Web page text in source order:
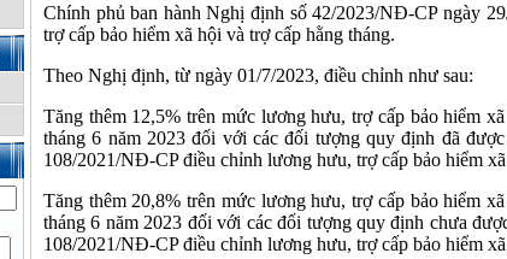
Chính phủ ban hành Nghị định số 42/2023/NĐ-CP ngày
trợ cấp bảo hiểm xã hội và trợ cấp hằng tháng.
Theo Nghị định, từ ngày 01/7/2023, điều chỉnh như sau:
Tăng thêm 12,5% trên mức lương hưu, trợ cấp bảo hiểm
tháng 6 năm 2023 đối với các đối tượng quy định đã
108/2021/NĐ-CP điều chỉnh lương hưu, trợ cấp bảo hiểm
Tăng thêm 20,8% trên mức lương hưu, trợ cấp bảo hiểm
tháng 6 năm 2023 đối với các đối tượng quy định chưa
108/2021/NĐ-CP điều chỉnh lương hưu, trợ cấp bảo hiểm